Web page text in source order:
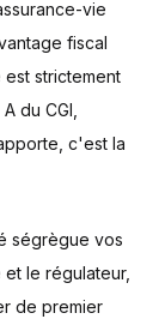
vie
fiscal
strictement
du CGI,
c'est la
ségrègue vos
le régulateur,
de premier